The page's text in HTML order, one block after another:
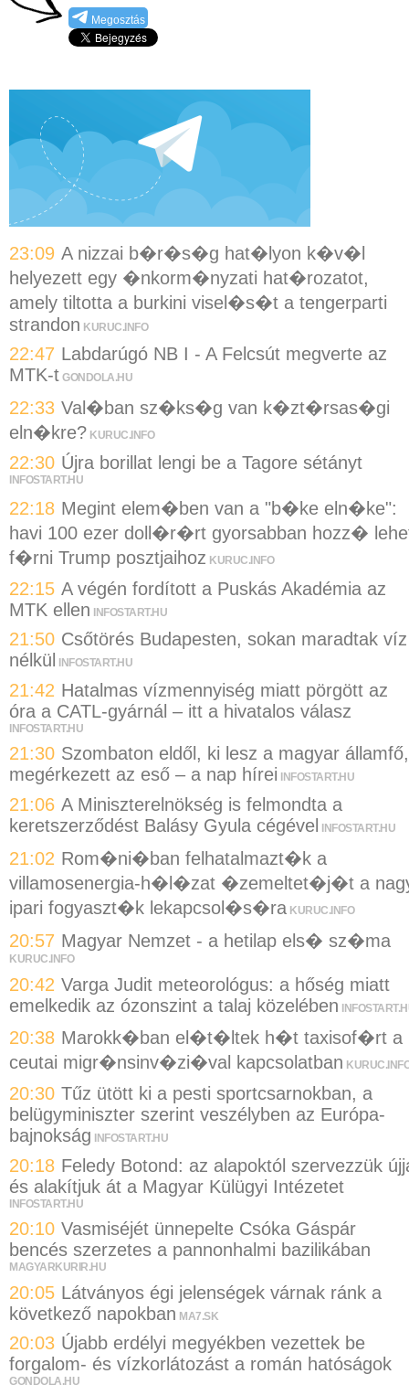
Megosztás
23:09 A nizzai b�r�s�g hat�lyon k�v�l
helyezett egy �nkorm�nyzati hat�rozatot,
amely tiltotta a burkini visel�s�t a tengerparti
strandon KURUC.INFO
22:47 Labdarúgó NB I - A Felcsút megverte az
MTK-t GONDOLA.HU
22:33 Val�ban sz�ks�g van k�zt�rsas�gi
eln�kre? KURUC.INFO
22:30 Újra borillat lengi be a Tagore sétányt
INFOSTART.HU
22:18 Megint elem�ben van a "b�ke eln�ke":
havi 100 ezer doll�r�rt gyorsabban hozz�
f�rni Trump posztjaihoz KURUC.INFO
22:15 A végén fordított a Puskás Akadémia az
MTK ellen INFOSTART.HU
21:50 Csőtörés Budapesten, sokan maradtak víz
nélkül
INFOSTART.HU
21:42 Hatalmas vízmennyiség miatt pörgött az
óra a CATL-gyárnál – itt a hivatalos válasz
INFOSTART.HU
21:30 Szombaton eldől, ki lesz a magyar államfő,
megérkezett az eső – a nap hírei
INFOSTART.HU
21:06 A Miniszterelnökség is felmondta a
keretszerződést Balásy Gyula cégével
INFOSTART.HU
21:02 Rom�ni�ban felhatalmazt�k a
villamosenergia-h�l�zat �zemeltet�j�t a
ipari fogyaszt�k lekapcsol�s�ra KURUC.INFO
20:57 Magyar Nemzet - a hetilap els� sz�ma
KURUC.INFO
20:42 Varga Judit meteorológus: a hőség miatt
emelkedik az ózonszint a talaj közelében
20:38 Marokk�ban el�t�ltek h�t taxisof�rt a
ceutai migr�nsinv�zi�val kapcsolatban
20:30 Tűz ütött ki a pesti sportcsarnokban, a
belügyminiszter szerint veszélyben az Európa-
bajnokság
INFOSTART.HU
20:18 Feledy Botond: az alapoktól szervezzük
és alakítjuk át a Magyar Külügyi Intézetet
INFOSTART.HU
20:10 Vasmiséjét ünnepelte Csóka Gáspár
bencés szerzetes a pannonhalmi bazilikában
MAGYARKURIR.HU
20:05 Látványos égi jelenségek várnak ránk a
következő napokban MA7.SK
20:03 Újabb erdélyi megyékben vezettek be
forgalom- és vízkorlátozást a román hatóságok
GONDOLA.HU